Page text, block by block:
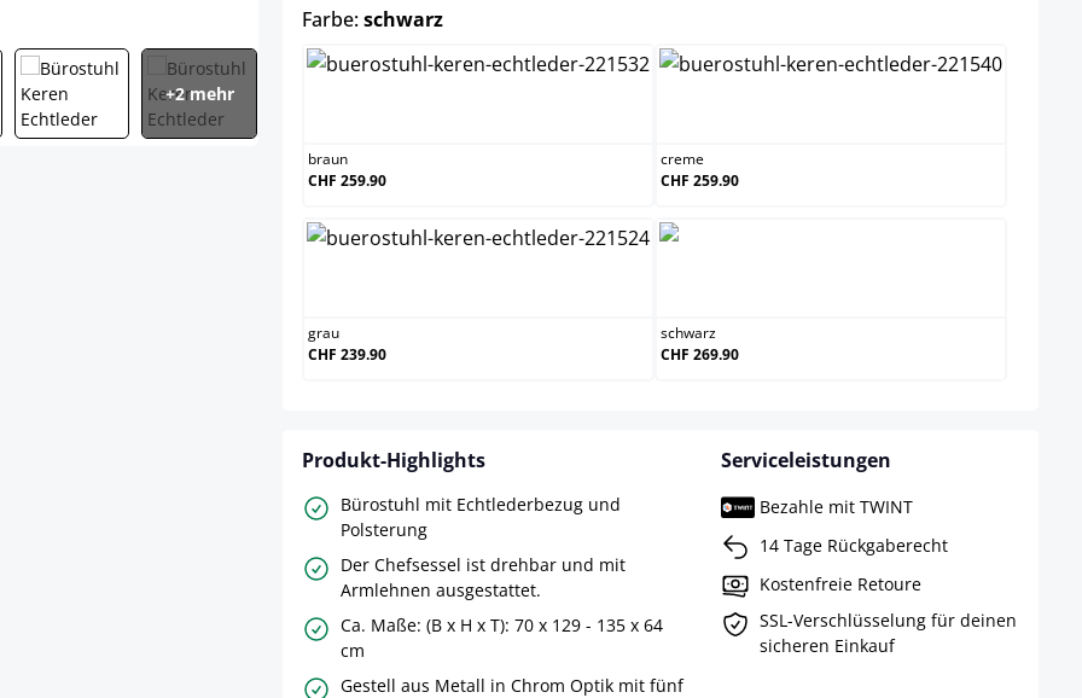
+2 mehr
Farbe:schwarzauswählen
braun
CHF 259.90
creme
CHF 259.90
grau
CHF 239.90
schwarz
CHF 269.90
Produkt-Highlights
Bürostuhl mit Echtlederbezug und
Polsterung
Der Chefsessel ist drehbar und mit
Armlehnen ausgestattet.
Ca. Maße: (B x H x T): 70 x 129 - 135 x 64
cm
Gestell aus Metall in Chrom Optik mit fünf
Serviceleistungen
Bezahle mit TWINT
14 Tage Rückgaberecht
Kostenfreie Retoure
SSL-Verschlüsselung für deinen
sicheren Einkauf